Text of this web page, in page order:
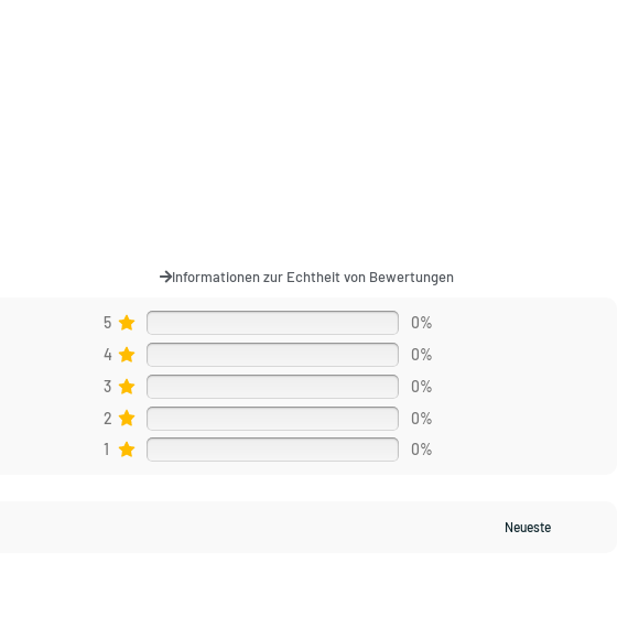
Informationen zur Echtheit von Bewertungen
5
0%
4
0%
3
0%
2
0%
1
0%